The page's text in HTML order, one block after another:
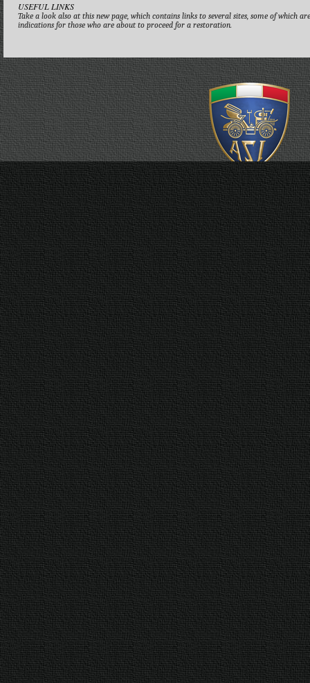
USEFUL LINKS
Take a look also at this new page, which contains links to several sites, some of which
indications for those who are about to proceed for a restoration.